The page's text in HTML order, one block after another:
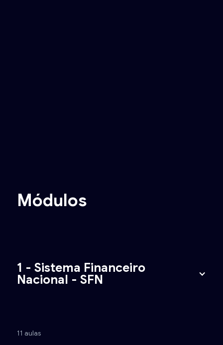
Módulos
1 - Sistema Financeiro
Nacional - SFN
11 aulas